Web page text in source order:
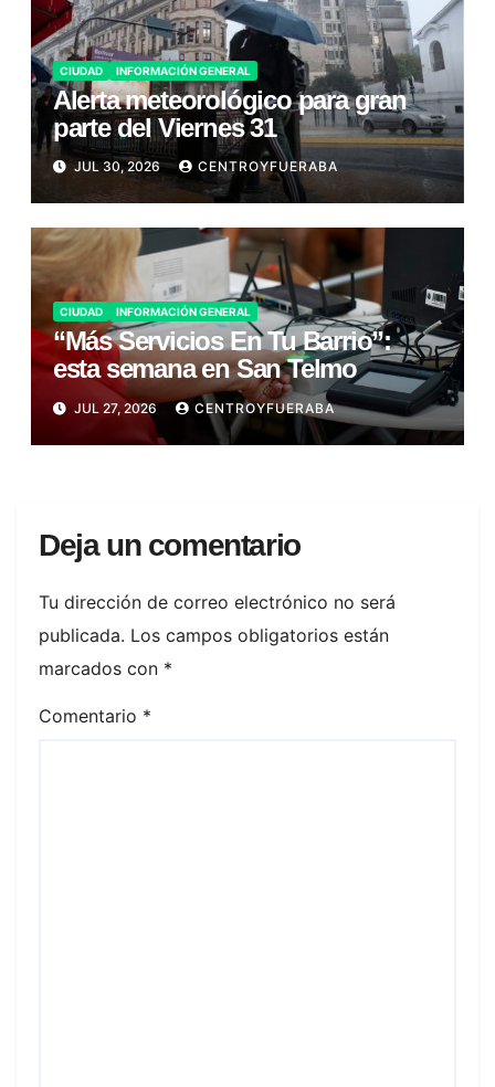
CIUDAD INFORMACIÓN GENERAL
Alerta meteorológico para gran
parte del Viernes 31
JUL 30, 2026 CENTROYFUERABA
CIUDAD INFORMACIÓN GENERAL
“Más Servicios En Tu Barrio”:
esta semana en San Telmo
JUL 27, 2026 CENTROYFUERABA
Deja un comentario
Tu dirección de correo electrónico no será
publicada. Los campos obligatorios están
marcados con *
Comentario *